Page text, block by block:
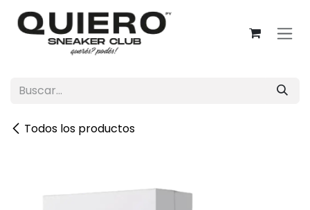
Ir al contenido
Todos los productos